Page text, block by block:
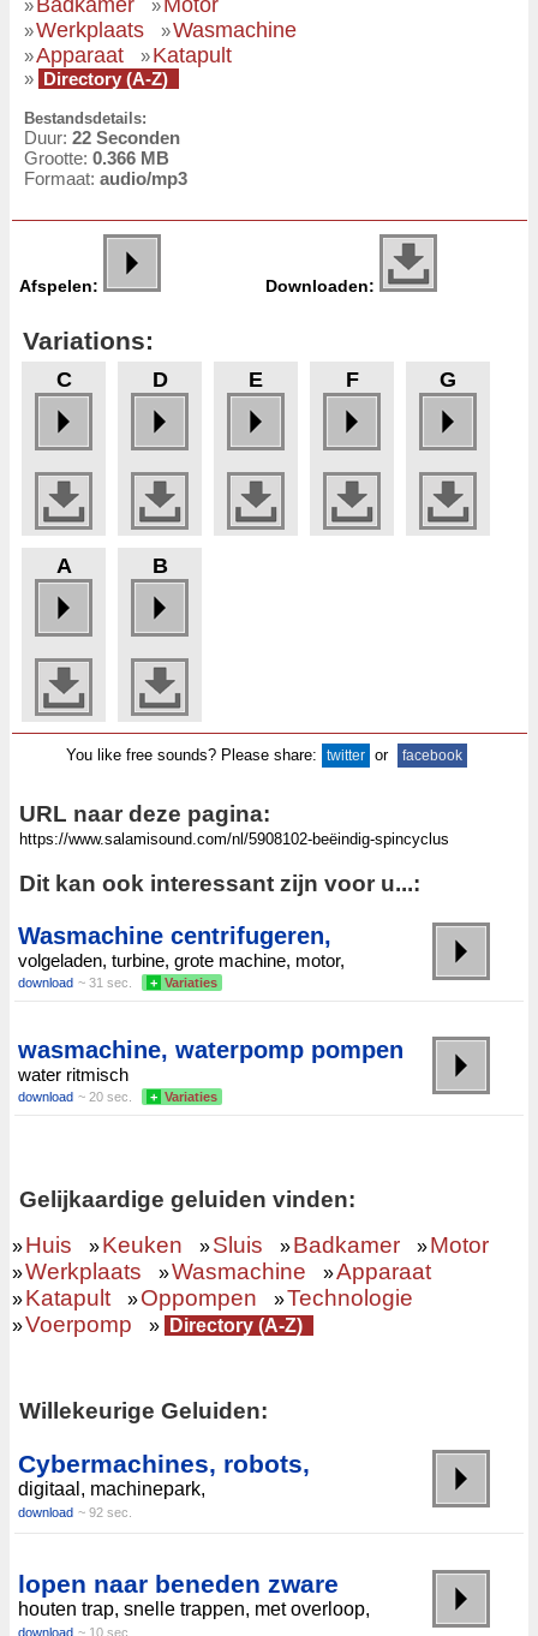
» »
»Werkplaats »Wasmachine
»Apparaat »Katapult
» Directory (A-Z)
Bestandsdetails:
Duur: 22 Seconden
Grootte: 0.366 MB
Formaat: audio/mp3
Afspelen: Downloaden:
Variations:
C D E F G
A B
You like free sounds? Please share: twitter or facebook
URL naar deze pagina:
Dit kan ook interessant zijn voor u...:
Wasmachine centrifugeren,
volgeladen, turbine, grote machine, motor,
download ~ 31 sec. + Variaties
wasmachine, waterpomp pompen
water ritmisch
download ~ 20 sec. + Variaties
Gelijkaardige geluiden vinden:
»Huis »Keuken »Sluis »Badkamer »Motor
»Werkplaats »Wasmachine »Apparaat
»Katapult »Oppompen »Technologie
»Voerpomp » Directory (A-Z)
Willekeurige Geluiden:
Cybermachines, robots,
digitaal, machinepark,
download ~ 92 sec.
lopen naar beneden zware
houten trap, snelle trappen, met overloop,
download ~ 10 sec.